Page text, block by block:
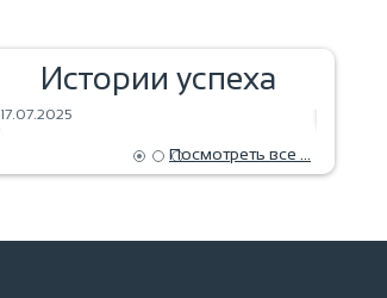
Истории успеха
ЗЕРНА МЕЧТЫ — УРОЖАЙ
БУДУЩЕГО
17.07.2025
Посмотреть все ...